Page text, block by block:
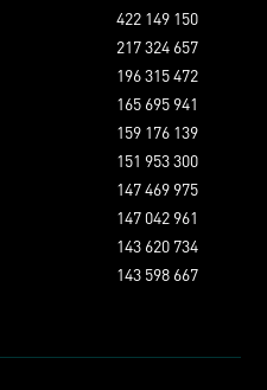
422 149 150
217 324 657
196 315 472
165 695 941
159 176 139
151 953 300
147 469 975
147 042 961
143 620 734
143 598 667